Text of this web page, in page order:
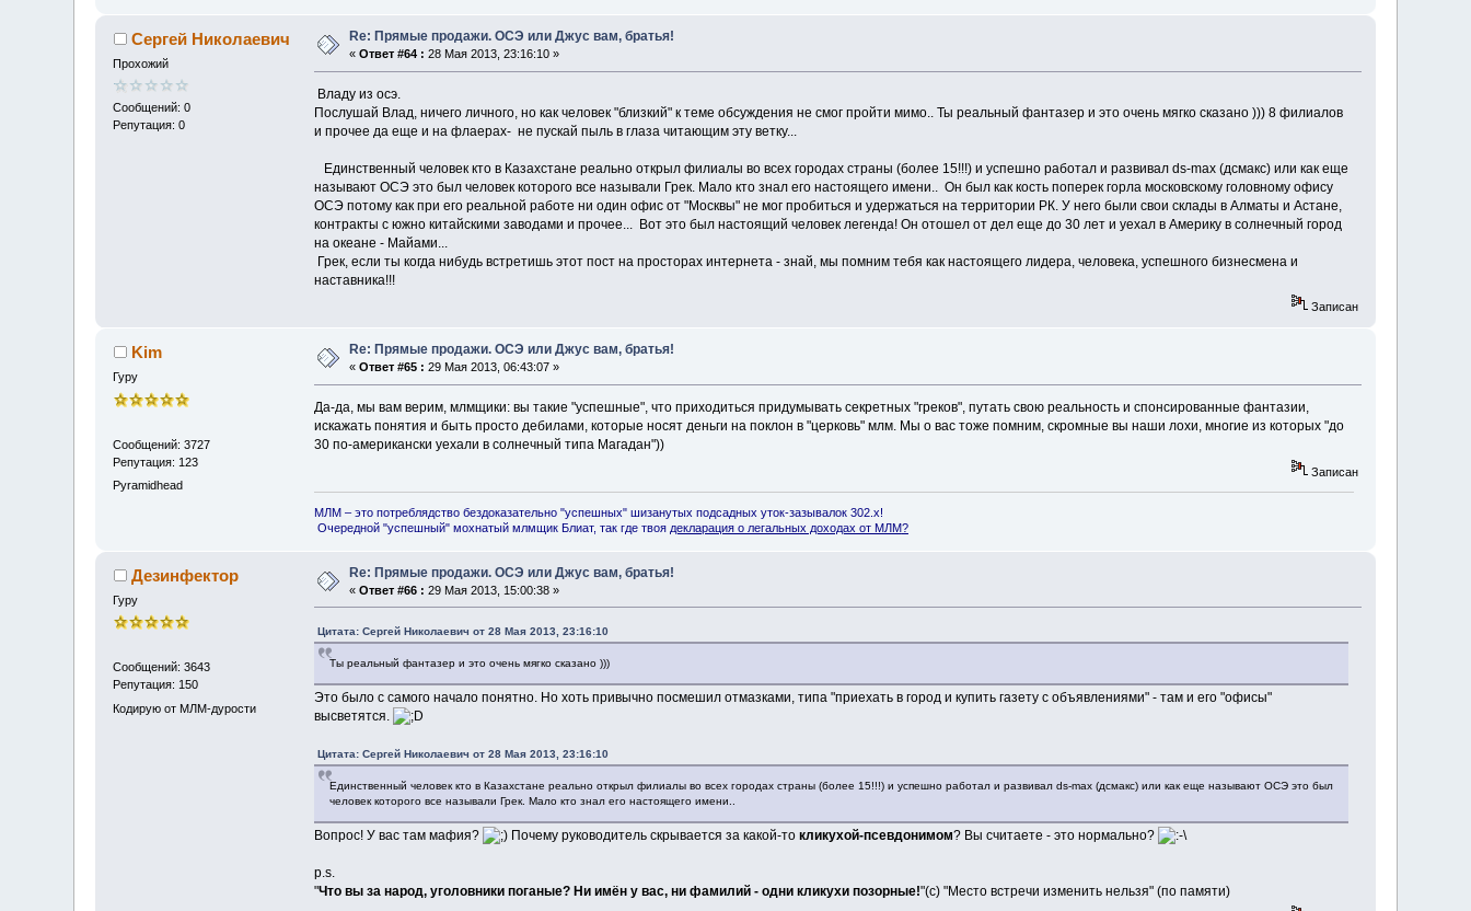
Сергей Николаевич
Прохожий
Сообщений: 0
Репутация: 0
Re: Прямые продажи. ОСЭ или Джус вам, братья!
«Ответ #64 : 28 Мая 2013, 23:16:10 »
Владу из осэ.
Послушай Влад, ничего личного, но как человек "близкий" к теме обсуждения не смог пройти мимо.. Ты реальный фантазер и это очень мягко сказано ))) 8 филиалов
и прочее да еще и на флаерах- не пускай пыль в глаза читающим эту ветку...
Единственный человек кто в Казахстане реально открыл филиалы во всех городах страны (более 15!!!) и успешно работал и развивал ds-max (дсмакс) или как еще
называют ОСЭ это был человек которого все называли Грек. Мало кто знал его настоящего имени.. Он был как кость поперек горла московскому головному офису
ОСЭ потому как при его реальной работе ни один офис от "Москвы" не мог пробиться и удержаться на территории РК. У него были свои склады в Алматы и Астане,
контракты с южно китайскими заводами и прочее... Вот это был настоящий человек легенда! Он отошел от дел еще до 30 лет и уехал в Америку в солнечный город
на океане - Майами...
Грек, если ты когда нибудь встретишь этот пост на просторах интернета - знай, мы помним тебя как настоящего лидера, человека, успешного бизнесмена и
наставника!!!
Записан
Kim
Гуру
Сообщений: 3727
Репутация: 123
Pyramidhead
Re: Прямые продажи. ОСЭ или Джус вам, братья!
«Ответ #65 : 29 Мая 2013, 06:43:07 »
Да-да, мы вам верим, млмщики: вы такие "успешные", что приходиться придумывать секретных "греков", путать свою реальность и спонсированные фантазии,
искажать понятия и быть просто дебилами, которые носят деньги на поклон в "церковь" млм. Мы о вас тоже помним, скромные вы наши лохи, многие из которых "до
30 по-американски уехали в солнечный типа Магадан"))
Записан
МЛМ – это потреблядство бездоказательно "успешных" шизанутых подсадных уток-зазывалок 302.x!
Очередной "успешный" мохнатый млмщик Блиат, так где твоя декларация о легальных доходах от МЛМ?
Дезинфектор
Гуру
Сообщений: 3643
Репутация: 150
Кодирую от МЛМ-дурости
Re: Прямые продажи. ОСЭ или Джус вам, братья!
«Ответ #66 : 29 Мая 2013, 15:00:38 »
Цитата: Сергей Николаевич от 28 Мая 2013, 23:16:10
Ты реальный фантазер и это очень мягко сказано )))
Это было с самого начало понятно. Но хоть привычно посмешил отмазками, типа "приехать в город и купить газету с объявлениями" - там и его "офисы"
высветятся.
Цитата: Сергей Николаевич от 28 Мая 2013, 23:16:10
Единственный человек кто в Казахстане реально открыл филиалы во всех городах страны (более 15!!!) и успешно работал и развивал ds-max (дсмакс) или как еще называют ОСЭ это был
человек которого все называли Грек. Мало кто знал его настоящего имени..
Вопрос! У вас там мафия? Почему руководитель скрывается за какой-токликухой-псевдонимом? Вы считаете - это нормально?
p.s.
"Что вы за народ, уголовники поганые? Ни имён у вас, ни фамилий - одни кликухи позорные!"(с) "Место встречи изменить нельзя" (по памяти)